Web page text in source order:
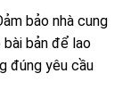
bảo nhà cung
bản để lao
đúng yêu cầu